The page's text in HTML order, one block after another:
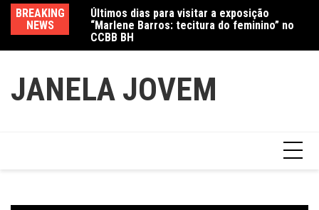
conteúdo
BREAKING
NEWS
Últimos dias para visitar a exposição
“Marlene Barros: tecitura do feminino” no
CCBB BH
Amanda Mangili transforma beleza e
JANELA JOVEM